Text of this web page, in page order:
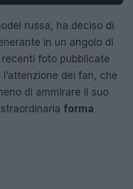
russa, ha deciso di
in un angolo di
foto pubblicate
dei fan, che
di ammirare il suo
forma